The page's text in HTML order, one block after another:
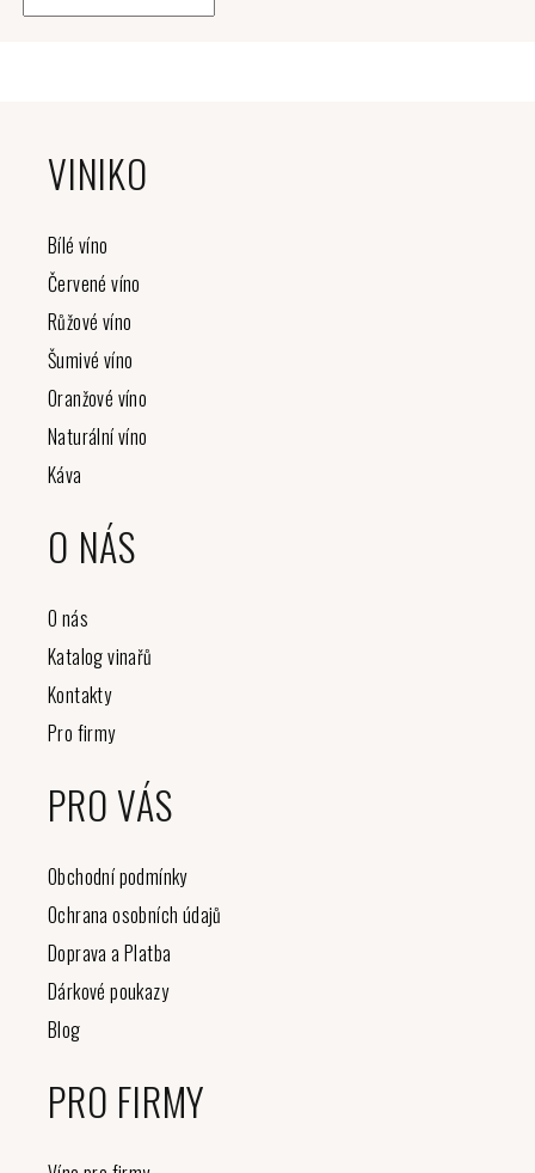
VINIKO
Bílé víno
Červené víno
Růžové víno
Šumivé víno
Oranžové víno
Naturální víno
Káva
O NÁS
O nás
Katalog vinařů
Kontakty
Pro firmy
PRO VÁS
Obchodní podmínky
Ochrana osobních údajů
Doprava a Platba
Dárkové poukazy
Blog
PRO FIRMY